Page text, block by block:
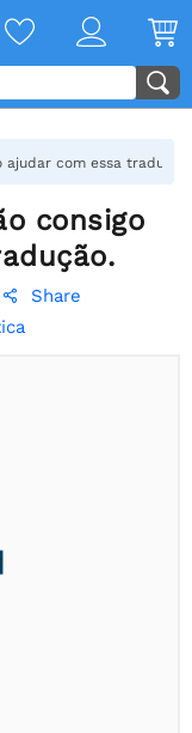
ajudar com essa tradução.
consigo

Share